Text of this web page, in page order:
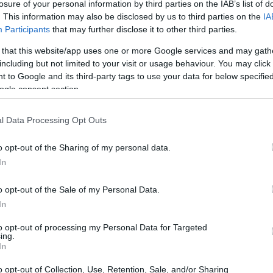
of your personal information by third parties on the IAB’s list of
This information may also be disclosed by us to third parties on the
Participants that may further disclose it to other third parties.
that this website/app uses one or more Google services and may
but not limited to your visit or usage behaviour. You may
to Google and its third-party tags to use your data for below
consent section.
Data Processing Opt Outs
opt-out of the Sharing of my personal data.
opt-out of the Sale of my Personal Data.
opt-out of processing my Personal Data for Targeted
opt-out of Collection, Use, Retention, Sale, and/or Sharing
của truyền thống Hàn Quốc trong nhiều thế kỷ. Nó
Được làm từ các loại rau củ lên men như bắp cải Napa
liệu khác.
trưng đã chinh phục trái tim người tiêu dùng trên toàn
kim chi giàu probiotic và vitamin. Điều này đã khiến
lợi ích sức khỏe của nó.
món ăn truyền thống Hàn Quốc và các công thức nấu
nổi bật hương vị độc đáo của rau củ lên men.
của Hàn Quốc được làm từ rau củ muối và lên men.